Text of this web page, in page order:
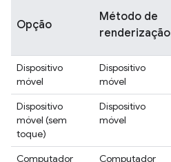
Opção
Método de
renderização
Dispositivo
móvel
Dispositivo
móvel
Dispositivo
móvel (sem
toque)
Dispositivo
móvel
Computador Computador